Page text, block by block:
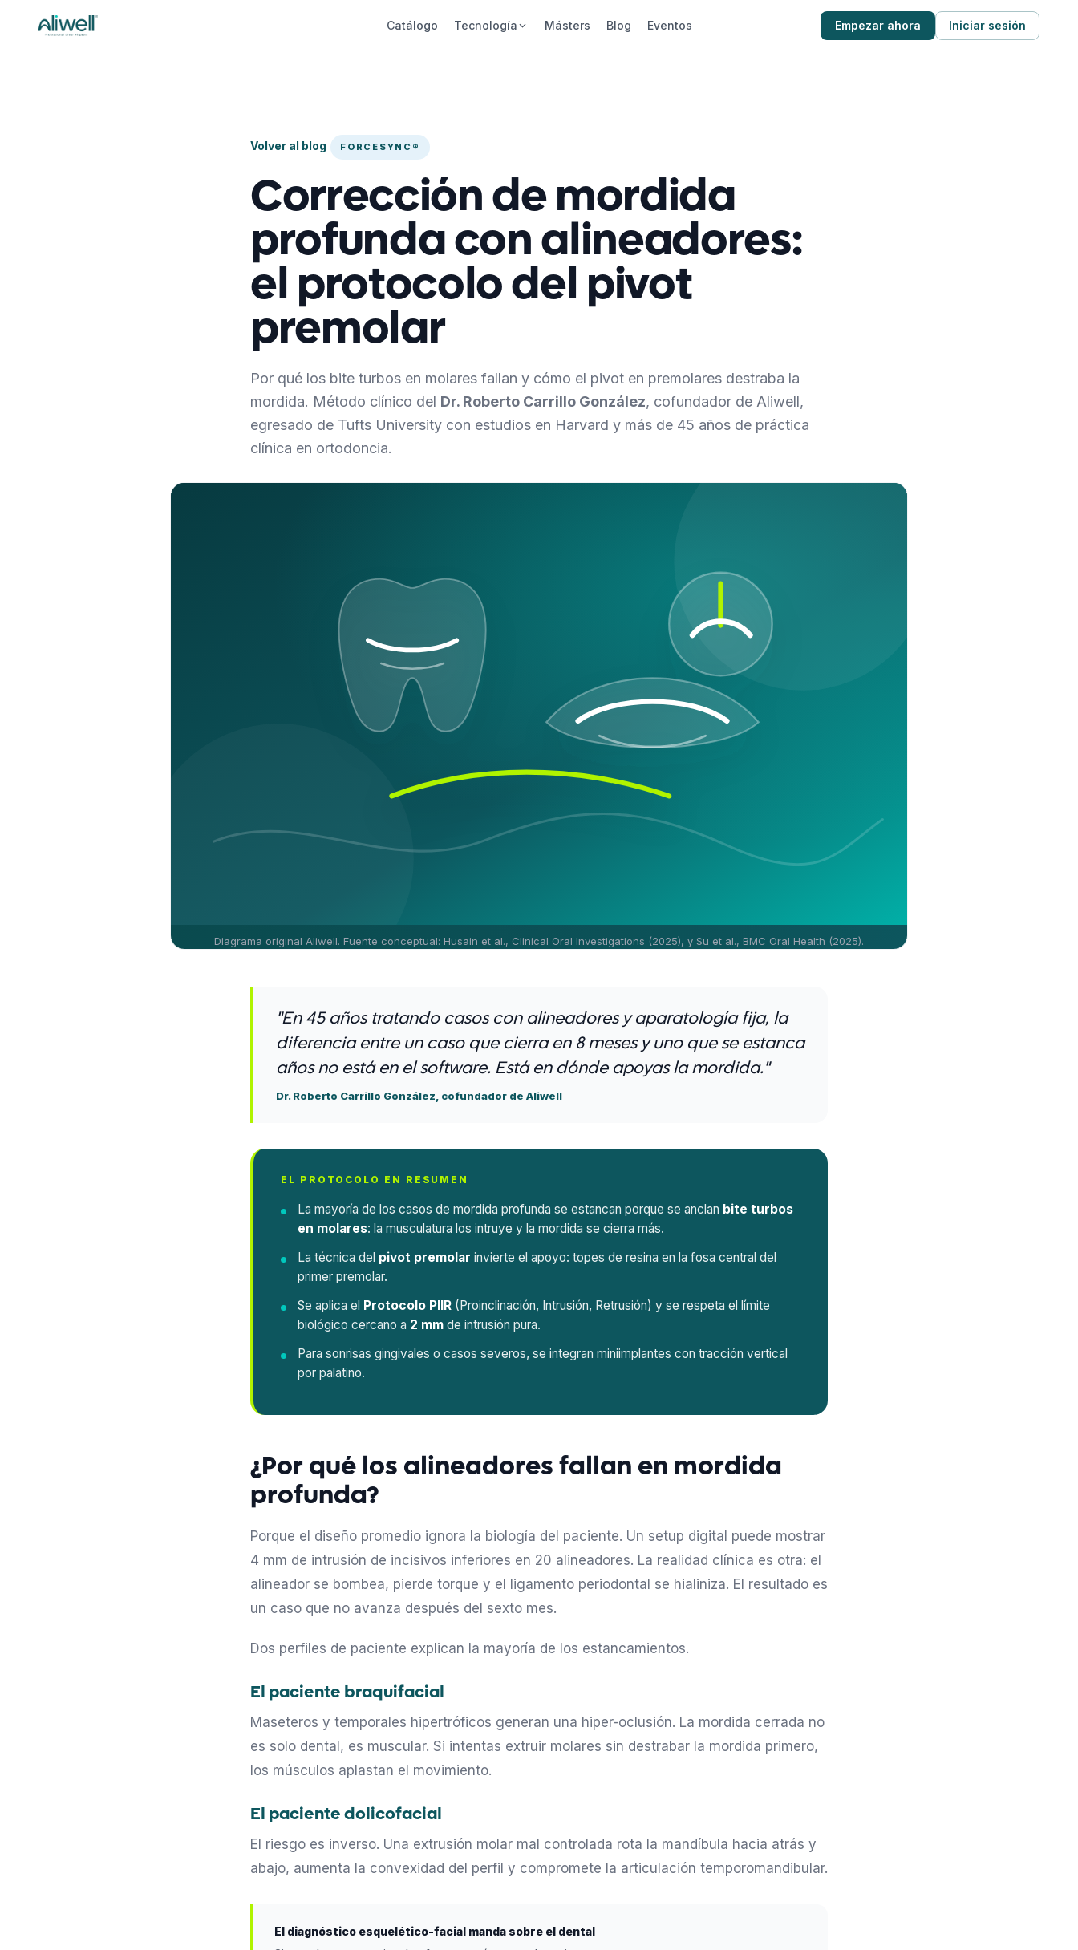
Empezar ahora Iniciar sesión
Catálogo Tecnología Másters Blog Eventos
Volver al blog FORCESYNC®
Corrección de mordida
profunda con alineadores:
el protocolo del pivot
premolar
Por qué los bite turbos en molares fallan y cómo el pivot en premolares destraba la
mordida. Método clínico del Dr. Roberto Carrillo González, cofundador de Aliwell,
egresado de Tufts University con estudios en Harvard y más de 45 años de práctica
clínica en ortodoncia.
Diagrama original Aliwell. Fuente conceptual: Husain et al., Clinical Oral Investigations (2025), y Su et al., BMC Oral Health (2025).
"En 45 años tratando casos con alineadores y aparatología fija, la
diferencia entre un caso que cierra en 8 meses y uno que se estanca
años no está en el software. Está en dónde apoyas la mordida."
Dr. Roberto Carrillo González, cofundador de Aliwell
EL PROTOCOLO EN RESUMEN
La mayoría de los casos de mordida profunda se estancan porque se anclan bite turbos
en molares: la musculatura los intruye y la mordida se cierra más.
La técnica del pivot premolar invierte el apoyo: topes de resina en la fosa central del
primer premolar.
Se aplica el Protocolo PIIR (Proinclinación, Intrusión, Retrusión) y se respeta el límite
biológico cercano a 2 mm de intrusión pura.
Para sonrisas gingivales o casos severos, se integran miniimplantes con tracción vertical
por palatino.
¿Por qué los alineadores fallan en mordida
profunda?
Porque el diseño promedio ignora la biología del paciente. Un setup digital puede mostrar
4 mm de intrusión de incisivos inferiores en 20 alineadores. La realidad clínica es otra: el
alineador se bombea, pierde torque y el ligamento periodontal se hialiniza. El resultado es
un caso que no avanza después del sexto mes.
Dos perfiles de paciente explican la mayoría de los estancamientos.
El paciente braquifacial
Maseteros y temporales hipertróficos generan una hiper-oclusión. La mordida cerrada no
es solo dental, es muscular. Si intentas extruir molares sin destrabar la mordida primero,
los músculos aplastan el movimiento.
El paciente dolicofacial
El riesgo es inverso. Una extrusión molar mal controlada rota la mandíbula hacia atrás y
abajo, aumenta la convexidad del perfil y compromete la articulación temporomandibular.
El diagnóstico esquelético-facial manda sobre el dental